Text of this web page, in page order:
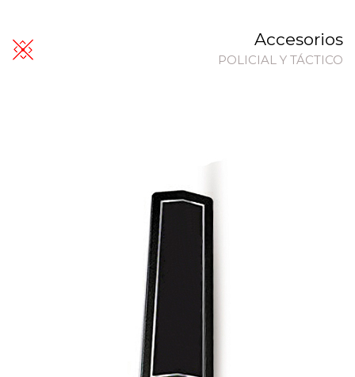
POLICIAL Y TÁCTICO
Accesorios